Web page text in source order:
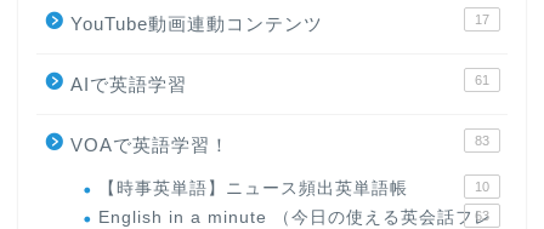
YouTube動画連動コンテンツ 17
AIで英語学習 61
VOAで英語学習！ 83
【時事英単語】ニュース頻出英単語帳 10
English in a minute （今日の使える英会話フレ
63